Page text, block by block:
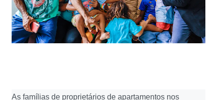
As famílias de proprietários de apartamentos nos